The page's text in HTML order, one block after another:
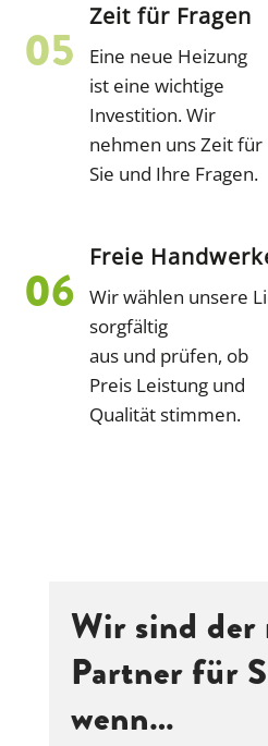
Zeit für Fragen
Eine neue Heizung
ist eine wichtige
Investition. Wir
nehmen uns Zeit für
Sie und Ihre Fragen.
Freie
Wir wählen unsere
sorgfältig
aus und prüfen, ob
Preis Leistung und
Qualität stimmen.
Wir sind
Partner für
wenn…